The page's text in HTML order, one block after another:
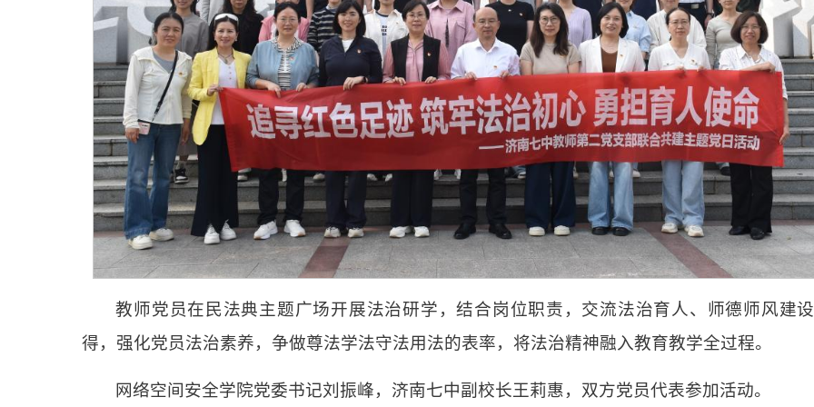
教师党员在民法典主题广场开展法治研学，结合岗位职责，交流法治育人、师德师风建
得，强化党员法治素养，争做尊法学法守法用法的表率，将法治精神融入教育教学全过程。
网络空间安全学院党委书记刘振峰，济南七中副校长王莉惠，双方党员代表参加活动。